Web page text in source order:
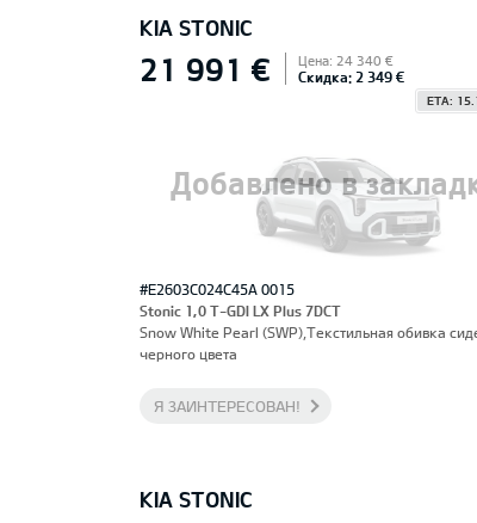
KIA STONIC
Добавлено в
21 991 € Цена: 24 340 €
Скидка: 2 349 €
ETA:
#E2603C024C45A 0015
Stonic 1,0 T-GDI LX Plus 7DCT
Snow White Pearl (SWP),Текстильная обивка
черного цвета
Я ЗАИНТЕРЕСОВАН!
KIA STONIC